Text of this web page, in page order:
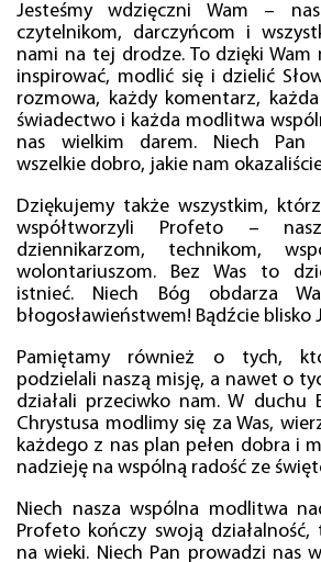
Jesteśmy wdzięczni Wam –
czytelnikom, darczyńcom i
nami na tej drodze. To dzięki Wam
inspirować, modlić się i dzielić
rozmowa, każdy komentarz,
świadectwo i każda modlitwa
nas wielkim darem. Niech Pan
wszelkie dobro, jakie nam
Dziękujemy także wszystkim,
współtworzyli Profeto –
dziennikarzom, technikom,
wolontariuszom. Bez Was to
istnieć. Niech Bóg obdarza
błogosławieństwem! Bądźcie blisko
Pamiętamy również o tych,
podzielali naszą misję, a nawet o
działali przeciwko nam. W duchu
Chrystusa modlimy się za Was,
każdego z nas plan pełen dobra i
nadzieję na wspólną radość ze
Niech nasza wspólna modlitwa
Profeto kończy swoją
na wieki. Niech Pan prowadzi nas